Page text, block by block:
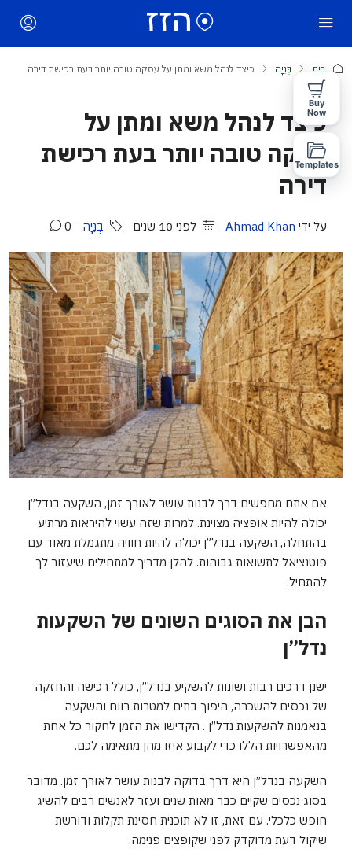
בית בְּנִיָה כיצד לנהל משא ומתן על עסקה טובה יותר בעת רכישת דירה
כיצד לנהל משא ומתן על
עסקה טובה יותר בעת רכישת
דירה
על ידי Ahmad Khan לפני 10 שנים בְּנִיָה 0
אם אתם מחפשים דרך לבנות עושר לאורך זמן, השקעה בנדל”ן
יכולה להיות אופציה מצוינת. למרות שזה עשוי להיראות מרתיע
בהתחלה, השקעה בנדל”ן יכולה להיות חוויה מתגמלת מאוד עם
פוטנציאל לתשואות גבוהות. להלן מדריך למתחילים שיעזור לך
להתחיל:
הבן את הסוגים השונים של השקעות
נדל”ן
ישנן דרכים רבות ושונות להשקיע בנדל”ן, כולל רכישה והחזקה
של נכסים להשכרה, היפוך בתים למטרות רווח והשקעה
בנאמנות להשקעות נדל”ן . הקדישו את הזמן לחקור כל אחת
מהאפשרויות הללו כדי לקבוע איזו מהן מתאימה לכם.
השקעה בנדל”ן היא דרך בדוקה לבנות עושר לאורך זמן. מדובר
בסוג נכסים שקיים כבר מאות שנים ועזר לאנשים רבים להשיג
חופש כלכלי. עם זאת, זו לא תוכנית חסינת תקלות ודורשת
שיקול דעת מדוקדק לפני שקופצים פנימה.
Buy
Now
Templates